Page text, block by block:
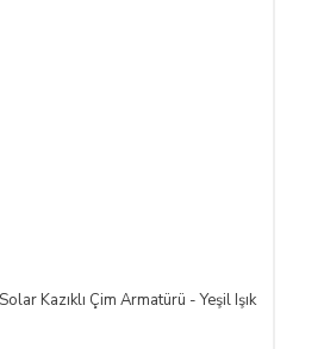
Kazıklı Çim Armatürü - Yeşil Işık